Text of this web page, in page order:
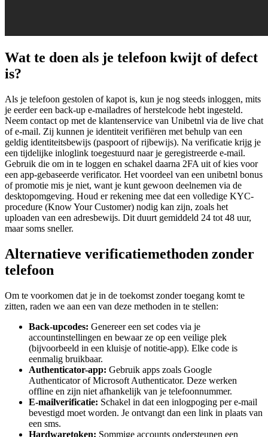
Wat te doen als je telefoon kwijt of defect
is?
Als je telefoon gestolen of kapot is, kun je nog steeds inloggen, mits
je eerder een back-up e-mailadres of herstelcode hebt ingesteld.
Neem contact op met de klantenservice van Unibetnl via de live chat
of e-mail. Zij kunnen je identiteit verifiëren met behulp van een
geldig identiteitsbewijs (paspoort of rijbewijs). Na verificatie krijg je
een tijdelijke inloglink toegestuurd naar je geregistreerde e-mail.
Gebruik die om in te loggen en schakel daarna 2FA uit of kies voor
een app-gebaseerde verificator. Het voordeel van een unibetnl bonus
of promotie mis je niet, want je kunt gewoon deelnemen via de
desktopomgeving. Houd er rekening mee dat een volledige KYC-
procedure (Know Your Customer) nodig kan zijn, zoals het
uploaden van een adresbewijs. Dit duurt gemiddeld 24 tot 48 uur,
maar soms sneller.
Alternatieve verificatiemethoden zonder
telefoon
Om te voorkomen dat je in de toekomst zonder toegang komt te
zitten, raden we aan een van deze methoden in te stellen:
Back-upcodes: Genereer een set codes via je
accountinstellingen en bewaar ze op een veilige plek
(bijvoorbeeld in een kluisje of notitie-app). Elke code is
eenmalig bruikbaar.
Authenticator-app: Gebruik apps zoals Google
Authenticator of Microsoft Authenticator. Deze werken
offline en zijn niet afhankelijk van je telefoonnummer.
E-mailverificatie: Schakel in dat een inlogpoging per e-mail
bevestigd moet worden. Je ontvangt dan een link in plaats van
een sms.
Hardwaretoken: Sommige accounts ondersteunen een